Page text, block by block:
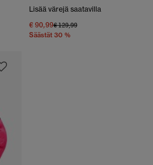
Lisää värejä saatavilla
€ 90,99Hinta alennettu hinnasta
€ 129,99hintaan
Säästät 30 %